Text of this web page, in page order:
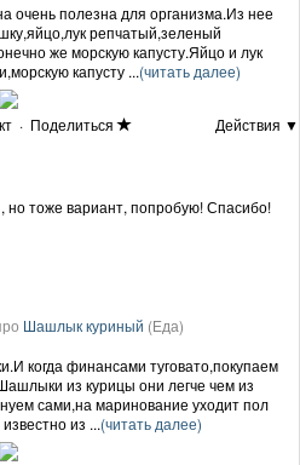
очень полезна для организма.Из нее
репчатый,зеленый
же морскую капусту.Яйцо и лук
капусту ...(читать далее)
· Поделиться Действия ▼
тоже вариант, попробую! Спасибо!
Шашлык куриный (Еда)
когда финансами туговато,покупаем
из курицы они легче чем из
сами,на маринование уходит пол
из ...(читать далее)